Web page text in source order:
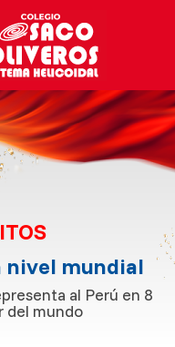
nivel mundial
al Perú en 8
del mundo